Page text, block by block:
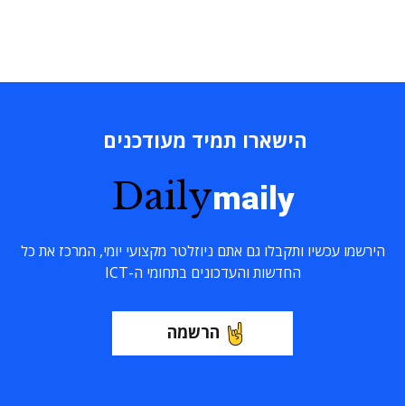
הישארו תמיד מעודכנים
Dailymaily
הירשמו עכשיו ותקבלו גם אתם ניוזלטר מקצועי יומי, המרכז את כל
החדשות והעדכונים בתחומי ה-ICT
הרשמה